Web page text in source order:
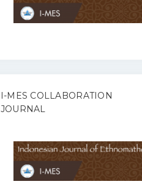
I-MES COLLABORATION
JOURNAL